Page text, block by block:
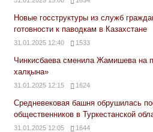
Новые госструктуры из служб
готовности к паводкам в Казахстане
31.01.2025 12:40 1533
Чинкисбаева сменила Жамишева на
халқына»
31.01.2025 12:15 1624
Средневековая башня обрушилась
общественников в Туркестанской
31.01.2025 12:05 1644